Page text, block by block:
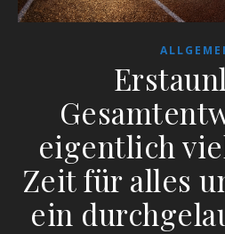
eigentlich
Zeit für alles
ein